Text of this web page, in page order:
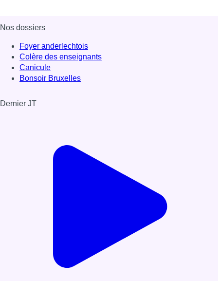
Nos dossiers
Foyer anderlechtois
Colère des enseignants
Canicule
Bonsoir Bruxelles
Dernier JT